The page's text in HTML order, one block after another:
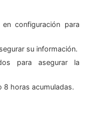
configuración para
su información.
para asegurar la
8 horas acumuladas.